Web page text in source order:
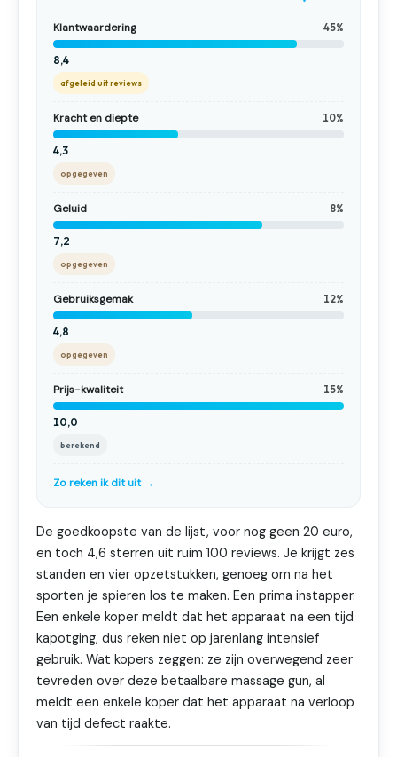
Klantwaardering 45%
8,4
afgeleid uit reviews
Kracht en diepte 10%
4,3
opgegeven
Geluid 8%
7,2
opgegeven
Gebruiksgemak 12%
4,8
opgegeven
Prijs-kwaliteit 15%
10,0
berekend
Zo reken ik dit uit →
De goedkoopste van de lijst, voor nog geen 20 euro,
en toch 4,6 sterren uit ruim 100 reviews. Je krijgt zes
standen en vier opzetstukken, genoeg om na het
sporten je spieren los te maken. Een prima instapper.
Een enkele koper meldt dat het apparaat na een tijd
kapotging, dus reken niet op jarenlang intensief
gebruik. Wat kopers zeggen: ze zijn overwegend zeer
tevreden over deze betaalbare massage gun, al
meldt een enkele koper dat het apparaat na verloop
van tijd defect raakte.